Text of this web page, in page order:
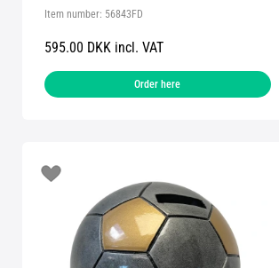
Item number: 56843FD
595.00 DKK incl. VAT
Order here